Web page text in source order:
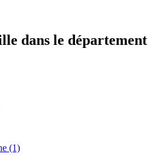
dans le département
(1)